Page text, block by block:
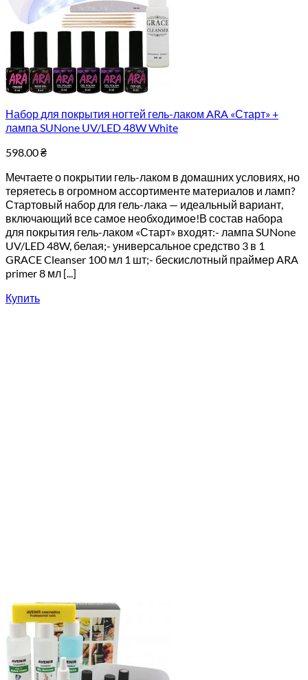
Набор для покрытия ногтей гель-лаком ARA «Старт» +
лампа SUNone UV/LED 48W White
598.00₴
Мечтаете о покрытии гель-лаком в домашних условиях, но
теряетесь в огромном ассортименте материалов и ламп?
Стартовый набор для гель-лака — идеальный вариант,
включающий все самое необходимое!В состав набора
для покрытия гель-лаком «Старт» входят:- лампа SUNone
UV/LED 48W, белая;- универсальное средство 3 в 1
GRACE Cleanser 100 мл 1 шт;- бескислотный праймер ARA
primer 8 мл [...]
Купить